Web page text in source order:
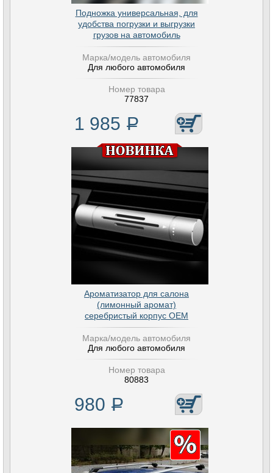
Подножка универсальная, для
удобства погрузки и выгрузки
грузов на автомобиль
Марка/модель автомобиля
Для любого автомобиля
Номер товара
77837
1 985 Р
Ароматизатор для салона
(лимонный аромат)
серебристый корпус OEM
Марка/модель автомобиля
Для любого автомобиля
Номер товара
80883
980 Р